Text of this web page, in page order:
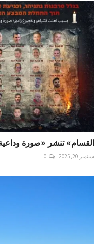
القسام» تنشر «صورة
سبتمبر 20, 2025 0